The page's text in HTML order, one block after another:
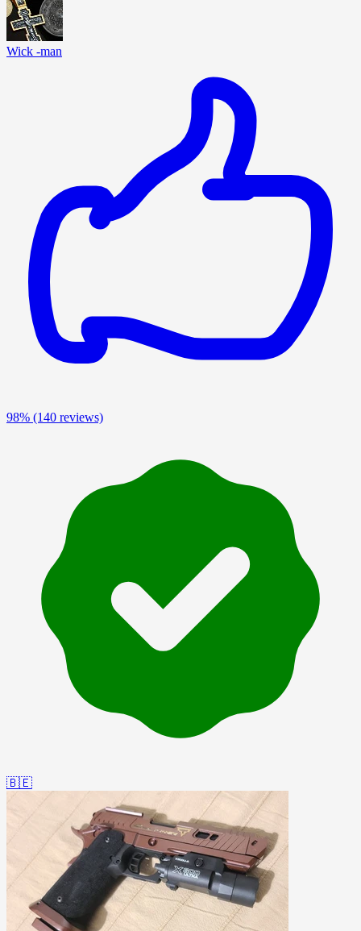
Wick -man
98% (140 reviews)
🇧🇪